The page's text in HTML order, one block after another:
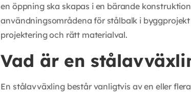
en öppning ska skapas i en bärande
användningsområdena för stålbalk i
projektering och rätt materialval.
Vad är en
En stålavväxling består vanligtvis av en eller